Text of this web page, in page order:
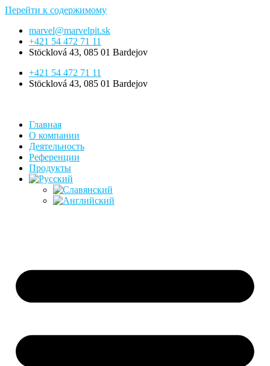
Перейти к содержимому
marvel@marvelpit.sk
+421 54 472 71 11
Stöcklová 43, 085 01 Bardejov
+421 54 472 71 11
Stöcklová 43, 085 01 Bardejov
Главная
О компании
Деятельность
Референции
Продукты